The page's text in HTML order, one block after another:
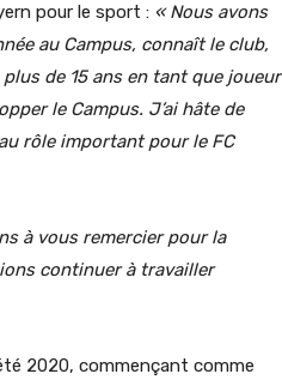
pour le sport : « Nous avons
au Campus, connaît le club,
de 15 ans en tant que joueur
le Campus. J’ai hâte de
rôle important pour le FC
à vous remercier pour la
continuer à travailler
2020, commençant comme